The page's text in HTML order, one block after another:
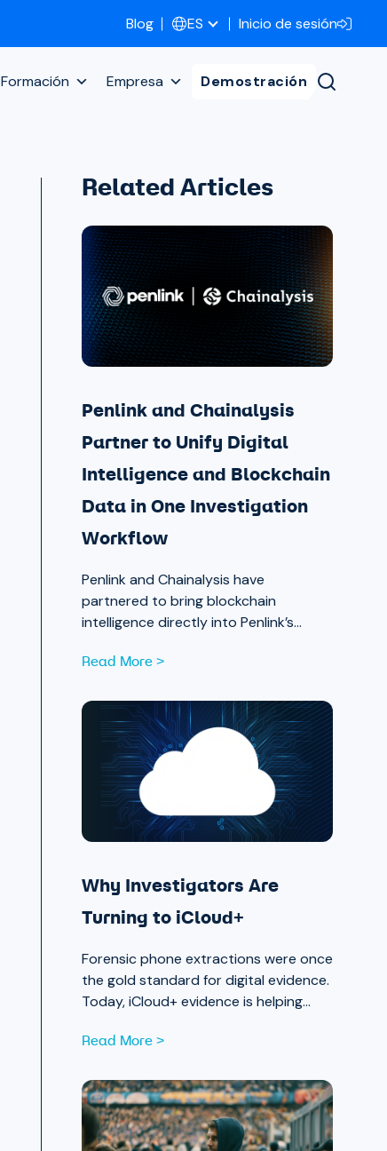
Blog ES Inicio de sesión
Formación Empresa Demostración
Related Articles
Penlink and Chainalysis
Partner to Unify Digital
Intelligence and Blockchain
Data in One Investigation
Workflow
Penlink and Chainalysis have
partnered to bring blockchain
intelligence directly into Penlink’s
investigators a single workflow that
identities, communications, and
locations.
Read More >
Why Investigators Are
Turning to iCloud+
Forensic phone extractions were once
the gold standard for digital evidence.
Today, iCloud+ evidence is helping
further.
Read More >